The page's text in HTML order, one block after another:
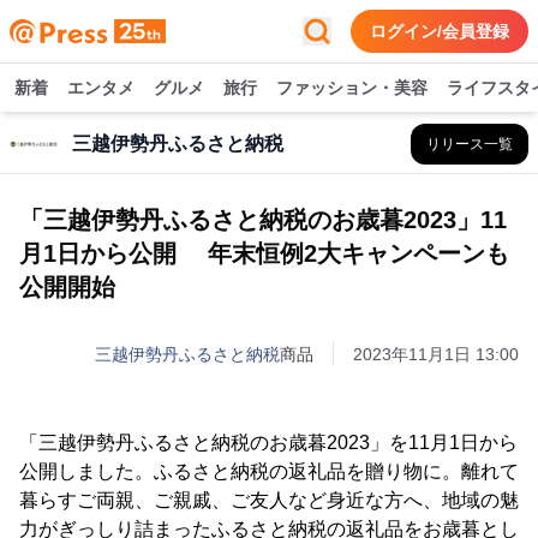
ログイン/会員登録
新着 エンタメ グルメ 旅行 ファッション・美容 ライフスタ
三越伊勢丹ふるさと納税 リリース一覧
「三越伊勢丹ふるさと納税のお歳暮2023」11
月1日から公開 年末恒例2大キャンペーンも
公開開始
三越伊勢丹ふるさと納税商品 2023年11月1日 13:00
「三越伊勢丹ふるさと納税のお歳暮2023」を11月1日から
公開しました。ふるさと納税の返礼品を贈り物に。離れて
暮らすご両親、ご親戚、ご友人など身近な方へ、地域の魅
力がぎっしり詰まったふるさと納税の返礼品をお歳暮とし